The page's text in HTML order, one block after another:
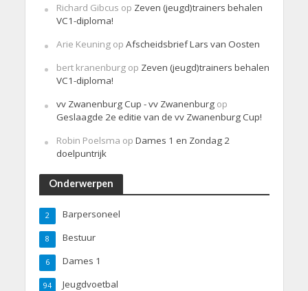
Richard Gibcus op Zeven (jeugd)trainers behalen
VC1-diploma!
Arie Keuningop Afscheidsbrief Lars van Oosten
bert kranenburgop Zeven (jeugd)trainers behalen
VC1-diploma!
vv Zwanenburg Cup - vv Zwanenburgop
Geslaagde 2e editie van de vv Zwanenburg Cup!
Robin Poelsma op Dames 1 en Zondag 2
doelpuntrijk
Onderwerpen
Barpersoneel
2
Bestuur
8
Dames 1
6
Jeugdvoetbal
94